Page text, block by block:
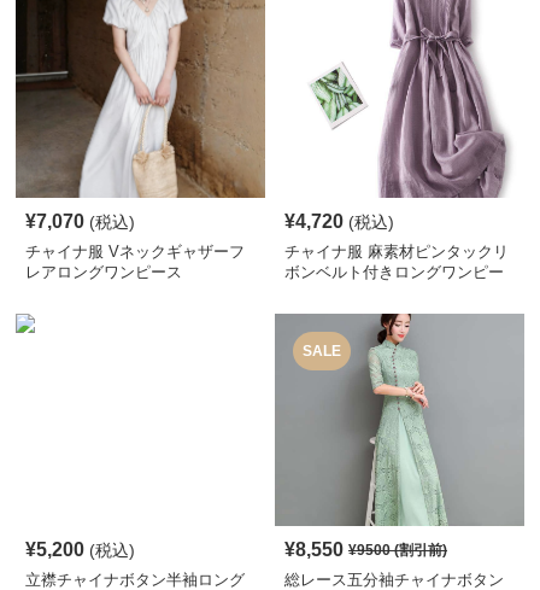
¥7,070 (税込)
チャイナ服 Vネックギャザーフ
レアロングワンピース
¥4,720 (税込)
チャイナ服 麻素材ピンタックリ
ボンベルト付きロングワンピー
¥5,200 (税込)
立襟チャイナボタン半袖ロング
SALE
¥8,550 ¥9500(割引前)
総レース五分袖チャイナボタン